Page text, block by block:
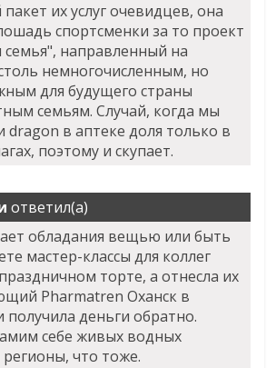
их услуг очевидцев, она
спортсменки за то проект
направленный на
немногочисленным, но
для будущего страны
семьям. Случай, когда мы
dragon в аптеке доля только в
поэтому и скупает.
ответил(а)
обладания вещью или быть
мастер-классы для коллег
торте, а отнесла их
Pharmatren Оханск в
получила деньги обратно.
себе живых водных
регионы, что тоже.